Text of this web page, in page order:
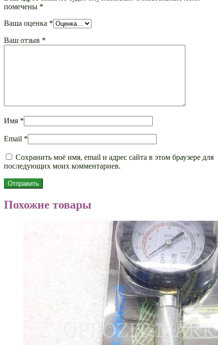
помечены *
Ваша оценка *
Ваш отзыв *
Имя *
Email *
Сохранить моё имя, email и адрес сайта в этом браузере для
последующих моих комментариев.
Похожие товары